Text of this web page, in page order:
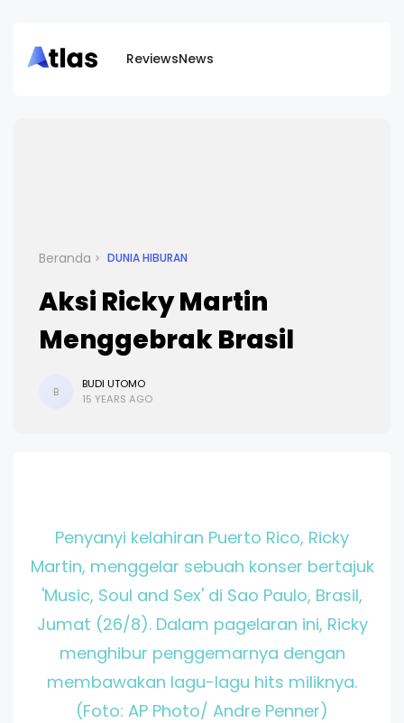
ReviewsNews
Beranda DUNIA HIBURAN
Aksi Ricky Martin
Menggebrak Brasil
B
BUDI UTOMO
15 YEARS AGO
Penyanyi kelahiran Puerto Rico, Ricky
Martin, menggelar sebuah konser bertajuk
'Music, Soul and Sex' di Sao Paulo, Brasil,
Jumat (26/8). Dalam pagelaran ini, Ricky
menghibur penggemarnya dengan
membawakan lagu-lagu hits miliknya.
(Foto: AP Photo/ Andre Penner)